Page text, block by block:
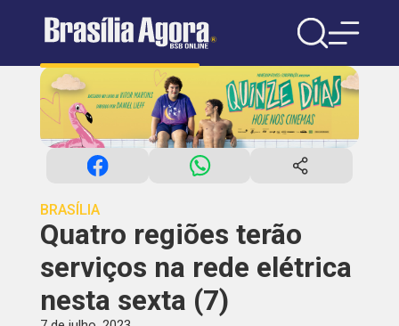
BRASÍLIA
Quatro regiões terão
serviços na rede elétrica
nesta sexta (7)